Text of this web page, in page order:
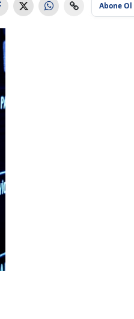
Abone Ol